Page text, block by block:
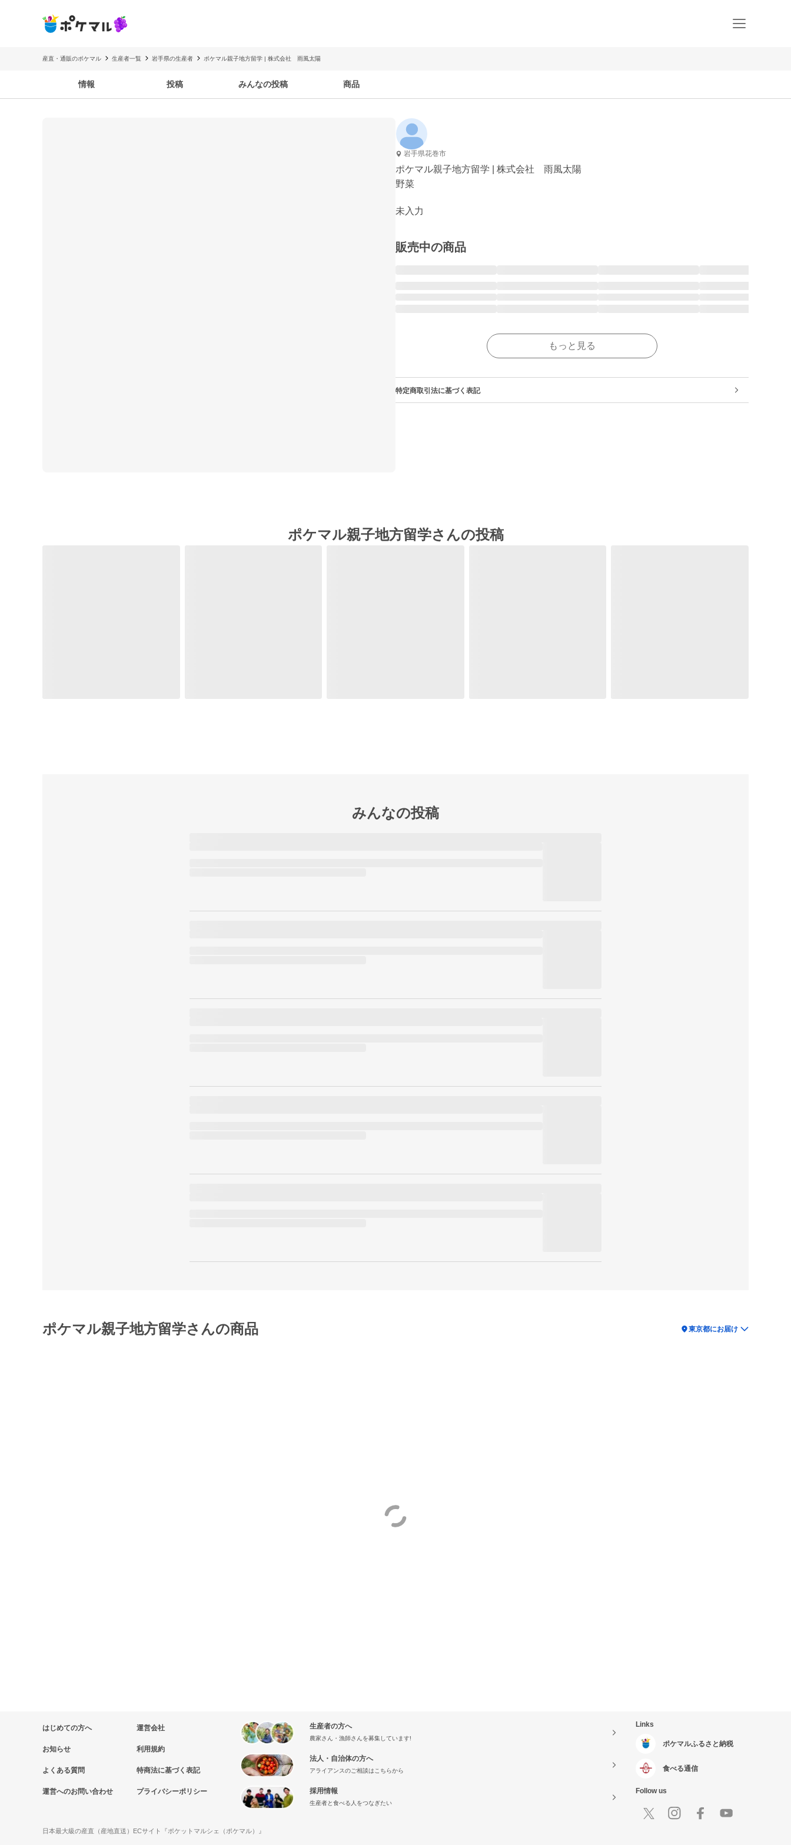
産直・通販のポケマル 生産者一覧 岩手県の生産者 ポケマル親子地方留学 | 株式会社 雨風太陽
情報 投稿 みんなの投稿 商品
岩手県花巻市
ポケマル親子地方留学 | 株式会社 雨風太陽
野菜
未入力
販売中の商品
もっと見る
特定商取引法に基づく表記
ポケマル親子地方留学さんの投稿
みんなの投稿
ポケマル親子地方留学さんの商品 location_on東京都にお届け
はじめての方へ
お知らせ
よくある質問
運営へのお問い合わせ
運営会社
利用規約
特商法に基づく表記
プライバシーポリシー
生産者の方へ
農家さん・漁師さんを募集しています!
法人・自治体の方へ
アライアンスのご相談はこちらから
採用情報
生産者と食べる人をつなぎたい
Links
ポケマルふるさと納税
食べる通信
Follow us
日本最大級の産直（産地直送）ECサイト『ポケットマルシェ（ポケマル）』